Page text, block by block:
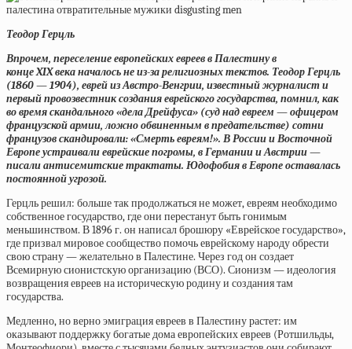
Теодор Герцль
Впрочем, переселение европейских евреев в Палестину в
концеXIXвека началось не из-за религиозных текстов. Теодор Герцль
(1860 — 1904), еврей из Австро-Венгрии, известный журналист и
первый провозвестник создания еврейского государства, помнил, как
во время скандального «дела Дрейфуса» (суд над евреем — офицером
французской армии, ложно обвиненным в предательстве) сотни
французов скандировали: «Смерть евреям!». В России и Восточной
Европе устраивали еврейские погромы, в Германии и Австрии —
писали антисемитские трактаты. Юдофобия в Европе оставалась
постоянной угрозой.
Герцль решил: больше так продолжаться не может, евреям необходимо
собственное государство, где они перестанут быть гонимым
меньшинством. В 1896 г. он написал брошюру «Еврейское государство»,
где призвал мировое сообщество помочь еврейскому народу обрести
свою страну — желательно в Палестине. Через год он создает
Всемирную сионистскую организацию (ВСО). Сионизм — идеология
возвращения евреев на историческую родину и создания там
государства.
Медленно, но верно эмиграция евреев в Палестину растет: им
оказывают поддержку богатые дома европейских евреев (Ротшильды,